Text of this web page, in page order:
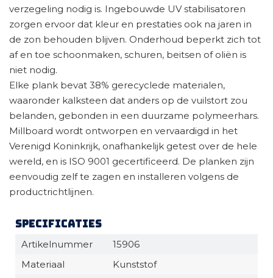
verzegeling nodig is. Ingebouwde UV stabilisatoren
zorgen ervoor dat kleur en prestaties ook na jaren in
de zon behouden blijven. Onderhoud beperkt zich tot
af en toe schoonmaken, schuren, beitsen of oliën is
niet nodig.
Elke plank bevat 38% gerecyclede materialen,
waaronder kalksteen dat anders op de vuilstort zou
belanden, gebonden in een duurzame polymeerhars.
Millboard wordt ontworpen en vervaardigd in het
Verenigd Koninkrijk, onafhankelijk getest over de hele
wereld, en is ISO 9001 gecertificeerd. De planken zijn
eenvoudig zelf te zagen en installeren volgens de
productrichtlijnen.
Specificaties
Artikelnummer
15906
Materiaal
Kunststof